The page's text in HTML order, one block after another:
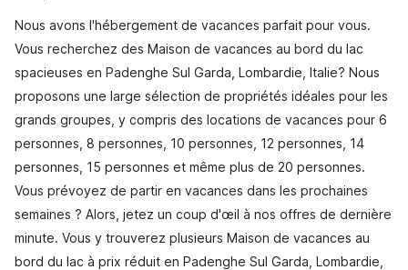
Nous avons l'hébergement de vacances parfait pour vous.
Vous recherchez des Maison de vacances au bord du lac
spacieuses en Padenghe Sul Garda, Lombardie, Italie? Nous
proposons une large sélection de propriétés idéales pour les
grands groupes, y compris des locations de vacances pour 6
personnes, 8 personnes, 10 personnes, 12 personnes, 14
personnes, 15 personnes et même plus de 20 personnes.
Vous prévoyez de partir en vacances dans les prochaines
semaines ? Alors, jetez un coup d'œil à nos offres de dernière
minute. Vous y trouverez plusieurs Maison de vacances au
bord du lac à prix réduit en Padenghe Sul Garda, Lombardie,